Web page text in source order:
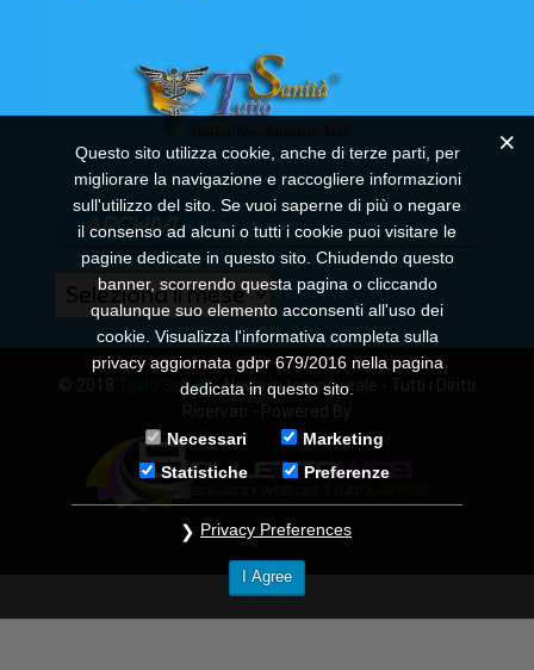
ARCHIVI
Archivi
Tutto Sanità- News in tempo reale - Tutti i Diritti
Questo sito utilizza cookie, anche di terze parti, per
migliorare la navigazione e raccogliere informazioni
sull'utilizzo del sito. Se vuoi saperne di più o negare
il consenso ad alcuni o tutti i cookie puoi visitare le
pagine dedicate in questo sito. Chiudendo questo
banner, scorrendo questa pagina o cliccando
qualunque suo elemento acconsenti all'uso dei
cookie. Visualizza l'informativa completa sulla
privacy aggiornata gdpr 679/2016 nella pagina
dedicata in questo sito.
Necessari
Marketing
Statistiche
Preferenze
Privacy Preferences
I Agree